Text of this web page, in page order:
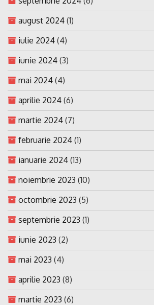
august 2024 (1)
iulie 2024 (4)
iunie 2024 (3)
mai 2024 (4)
aprilie 2024 (6)
martie 2024 (7)
februarie 2024 (1)
ianuarie 2024 (13)
noiembrie 2023 (10)
octombrie 2023 (5)
septembrie 2023 (1)
iunie 2023 (2)
mai 2023 (4)
aprilie 2023 (8)
martie 2023 (6)